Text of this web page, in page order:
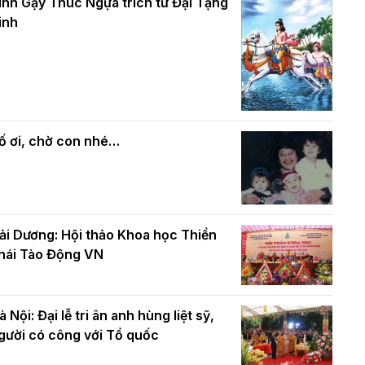
mừng Đại lễ Phật đản PL.2570 –
mùa Phật đản PL.2570
Phật giáo chính tín Phần 7: Luật nhân
quả
ơi, chờ con nhé…
Dương: Hội thảo Khoa học Thiền
Tào Động VN
Nội: Đại lễ tri ân anh hùng liệt sỹ,
có công với Tổ quốc